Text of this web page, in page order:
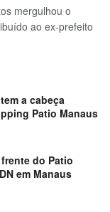
mergulhou o
ao ex-prefeito
a cabeça
Patio Manaus
do Patio
em Manaus